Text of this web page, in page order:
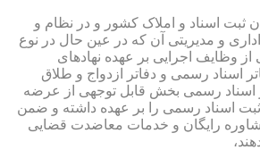
ثبت اسناد و املاک کشور و در نظام و
و مدیریتی آن که در عین حال در نوع
وظایف اجرایی بر عهده نهادهای
اسناد رسمی و دفاتر ازدواج و طلاق
رسمی بخش قابل توجهی از عرضه
اسناد رسمی را بر عهده داشته و ضمن
مشاوره رایگان و خدمات معاضدت قضایی